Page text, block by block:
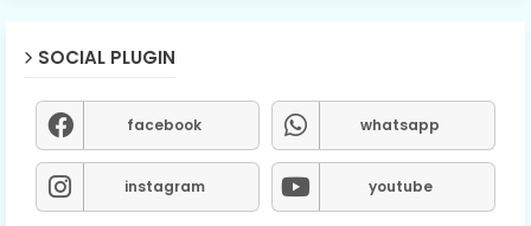
SOCIAL PLUGIN
facebook whatsapp
instagram youtube